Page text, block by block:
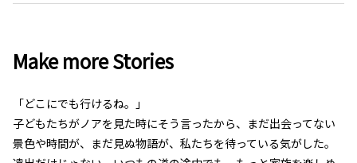
Make more Stories
「どこにでも行けるね。」
子どもたちがノアを見た時にそう言ったから、まだ出会ってない
景色や時間が、まだ見ぬ物語が、私たちを待っている気がした。